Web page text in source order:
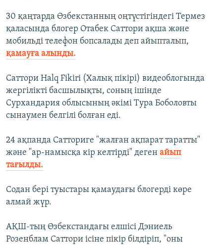
30 қаңтарда Өзбекстанның оңтүстігіндегі Термез
қаласында блогер Отабек Саттори ақша және
мобильді телефон бопсалады деп айыпталып,
қамауға алынды.
Саттори Halq Fikiri (Халық пікірі) видеоблогында
жергілікті басшылықты, соның ішінде
Сурхандария облысының әкімі Тура Боболовты
сынаумен белгілі болған еді.
24 ақпанда Сатториге "жалған ақпарат таратты"
және "ар-намысқа кір келтірді" деген айып
тағылды.
Содан бері туыстары қамаудағы блогерді көре
алмай жүр.
АҚШ-тың Өзбекстандағы елшісі Дэниель
Розенблам Саттори ісіне пікір білдіріп, "оны